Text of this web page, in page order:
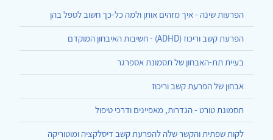
הפרעות שינה - איך מזהים אותן ולמה כל-כך חשוב לטפל בהן
הפרעת קשב וריכוז (ADHD) - חשיבות האיבחון המוקדם
בעיית תת-האבחון של תסמונת אספרגר
אבחון של הפרעת קשב וריכוז
תסמונת טורט - הגדרות, מאפיינים ודרכי טיפול
לקות שפתית והקשר שלה להפרעת קשב דיסלקציה ומוטוריקה